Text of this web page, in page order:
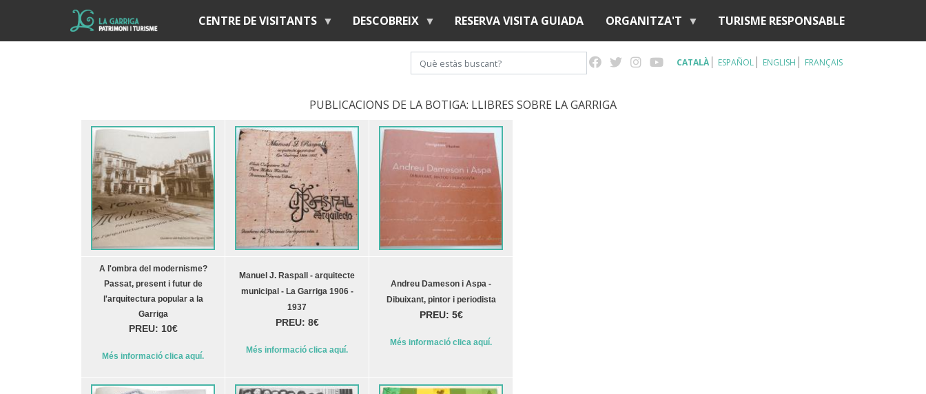
al
contingut
CENTRE DE VISITANTS DESCOBREIX RESERVA VISITA GUIADA ORGANITZA'T TURISME RESPONSABLE
CATALÀ ESPAÑOL ENGLISH FRANÇAIS
Cerca
PUBLICACIONS DE LA BOTIGA: LLIBRES SOBRE LA GARRIGA
A l'ombra del modernisme?
Passat, present i futur de
l'arquitectura popular a la
Garriga
PREU: 10€
Més informació clica aquí.
Manuel J. Raspall - arquitecte
municipal - La Garriga 1906 -
1937
PREU: 8€
Més informació clica aquí.
Andreu Dameson i Aspa -
Dibuixant, pintor i periodista
PREU: 5€
Més informació clica aquí.